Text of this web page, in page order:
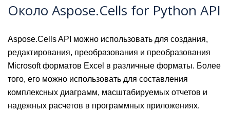
Около Aspose.Cells for Python API
Aspose.Cells API можно использовать для создания,
редактирования, преобразования и преобразования
Microsoft форматов Excel в различные форматы. Более
того, его можно использовать для составления
комплексных диаграмм, масштабируемых отчетов и
надежных расчетов в программных приложениях.